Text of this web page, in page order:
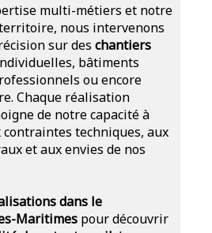
multi-métiers et notre
nous intervenons
sur des chantiers
bâtiments
ou encore
Chaque réalisation
de notre capacité à
techniques, aux
et aux envies de nos
dans le
Maritimes pour découvrir